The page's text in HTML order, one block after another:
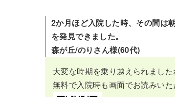
2か月ほど入院した時、その間は
を発見できました。
森が丘/のりさん様(60代)
大変な時期を乗り越えられまし
無料で入院時も画面でお読みいた